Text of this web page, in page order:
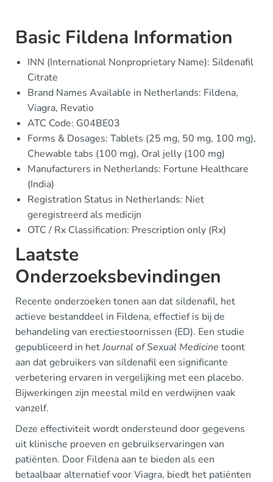
Basic Fildena Information
INN (International Nonproprietary Name): Sildenafil
Citrate
Brand Names Available in Netherlands: Fildena,
Viagra, Revatio
ATC Code: G04BE03
Forms & Dosages: Tablets (25 mg, 50 mg, 100 mg),
Chewable tabs (100 mg), Oral jelly (100 mg)
Manufacturers in Netherlands: Fortune Healthcare
(India)
Registration Status in Netherlands: Niet
geregistreerd als medicijn
OTC / Rx Classification: Prescription only (Rx)
Laatste
Onderzoeksbevindingen
Recente onderzoeken tonen aan dat sildenafil, het
actieve bestanddeel in Fildena, effectief is bij de
behandeling van erectiestoornissen (ED). Een studie
gepubliceerd in hetJournal of Sexual Medicine toont
aan dat gebruikers van sildenafil een significante
verbetering ervaren in vergelijking met een placebo.
Bijwerkingen zijn meestal mild en verdwijnen vaak
vanzelf.
Deze effectiviteit wordt ondersteund door gegevens
uit klinische proeven en gebruikservaringen van
patiënten. Door Fildena aan te bieden als een
betaalbaar alternatief voor Viagra, biedt het patiënten